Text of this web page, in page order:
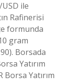
ile
Rafinerisi
formunda
gram
Borsada
Yatırım
Yatırım